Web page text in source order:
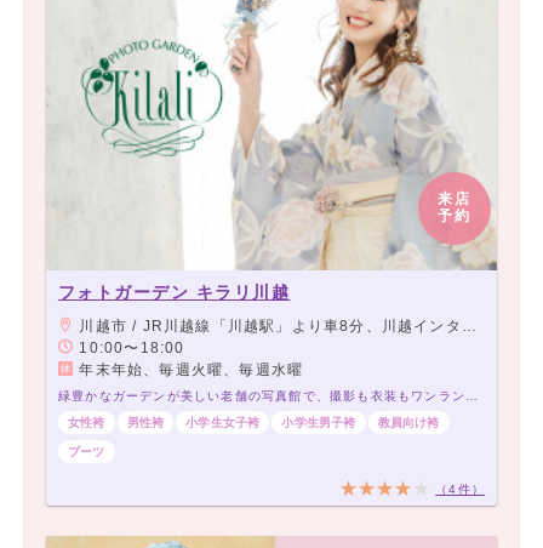
来店
予約
フォトガーデン キラリ川越
川越市 / JR川越線「川越駅」より車8分、川越インターより川越市内に向かって広栄町交差点左折し、2つ目交差点左折、右側 ・16号ロヂャースより川越インターに向かって広栄町交差点右折し、2つ目交差点左折右側
10:00〜18:00
年末年始、毎週火曜、毎週水曜
女性袴
男性袴 小学生女子袴 小学生男子袴 教員向け袴
ブーツ
（4件）